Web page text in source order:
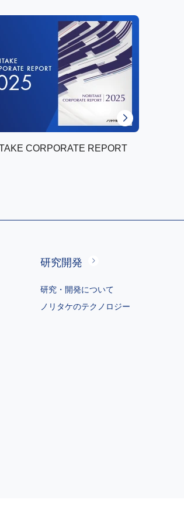
CORPORATE REPORT
研究開発
研究・開発について
ノリタケのテクノロジー